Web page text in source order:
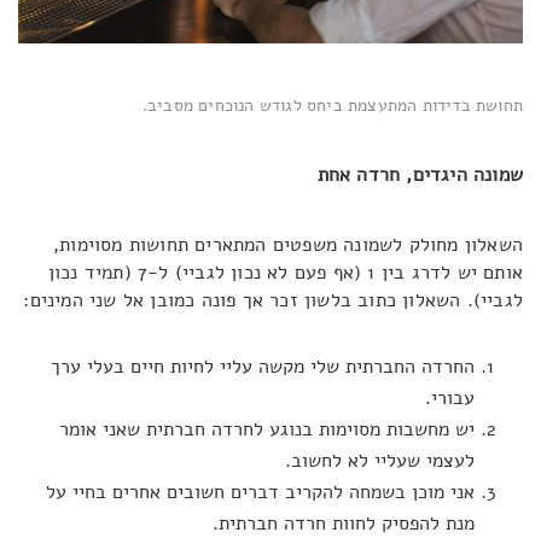
תחושת בדידות המתעצמת ביחס לגודש הנוכחים מסביב.
שמונה היגדים, חרדה אחת
השאלון מחולק לשמונה משפטים המתארים תחושות מסוימות,
אותם יש לדרג בין 1 (אף פעם לא נכון לגביי) ל-7 (תמיד נכון
לגביי). השאלון כתוב בלשון זכר אך פונה כמובן אל שני המינים:
החרדה החברתית שלי מקשה עליי לחיות חיים בעלי ערך
עבורי.
יש מחשבות מסוימות בנוגע לחרדה חברתית שאני אומר
לעצמי שעליי לא לחשוב.
אני מוכן בשמחה להקריב דברים חשובים אחרים בחיי על
מנת להפסיק לחוות חרדה חברתית.